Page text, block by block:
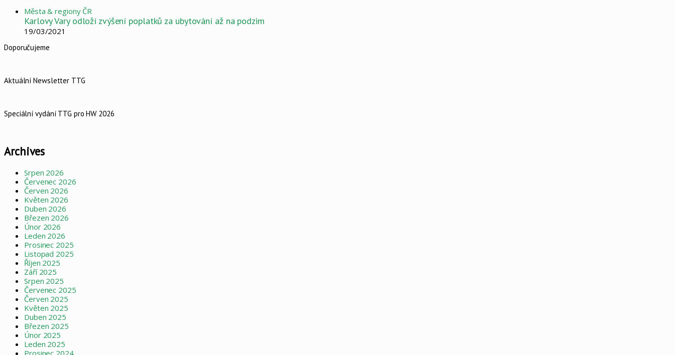
Města & regiony ČR
Karlovy Vary odloží zvýšení poplatků za ubytování až na podzim
19/03/2021
Doporučujeme
Aktuální Newsletter TTG
Speciální vydání TTG pro HW 2026
Archives
Srpen 2026
Červenec 2026
Červen 2026
Květen 2026
Duben 2026
Březen 2026
Únor 2026
Leden 2026
Prosinec 2025
Listopad 2025
Říjen 2025
Září 2025
Srpen 2025
Červenec 2025
Červen 2025
Květen 2025
Duben 2025
Březen 2025
Únor 2025
Leden 2025
Prosinec 2024